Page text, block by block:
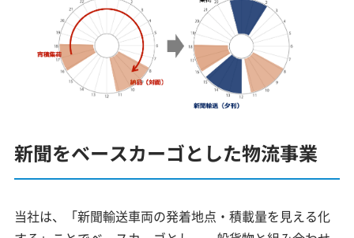
新聞をベースカーゴとした物流事業
当社は、「新聞輸送車両の発着地点・積載量を見える化